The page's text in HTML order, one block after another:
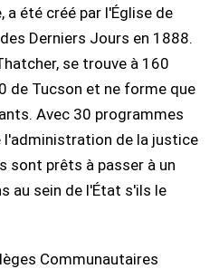
a été créé par l'Église de
Derniers Jours en 1888.
se trouve à 160
de Tucson et ne forme que
Avec 30 programmes
l'administration de la justice
sont prêts à passer à un
au sein de l'État s'ils le